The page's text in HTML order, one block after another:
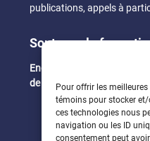
Pour offrir les
témoins pour stocker
ces technologies nous
navigation ou les ID
consentement peut
publications, appels à
Soutenez la
Encouragez un généreux
de bourses